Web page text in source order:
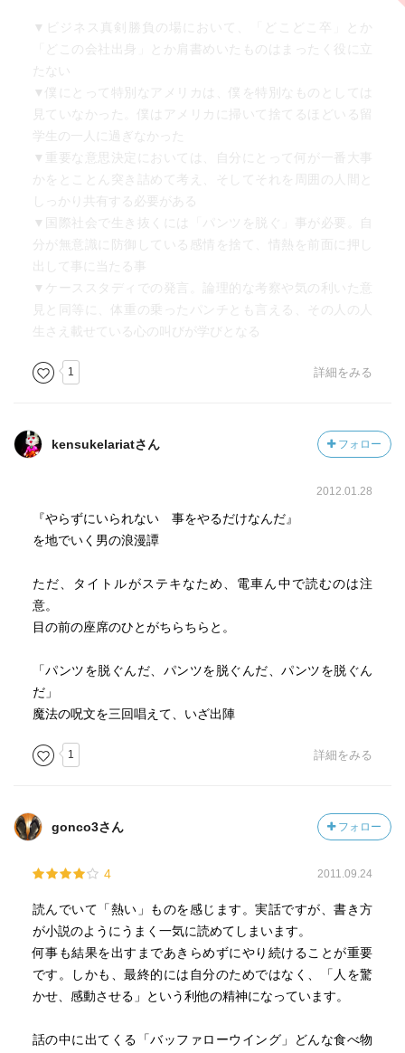
▼ビジネス真剣勝負の場において、「どこどこ卒」とか
「どこの会社出身」とか肩書めいたものはまったく役に立
たない
▼僕にとって特別なアメリカは、僕を特別なものとしては
見ていなかった。僕はアメリカに掃いて捨てるほどいる留
学生の一人に過ぎなかった
▼重要な意思決定においては、自分にとって何が一番大事
かをとことん突き詰めて考え、そしてそれを周囲の人間と
しっかり共有する必要がある
▼国際社会で生き抜くには「パンツを脱ぐ」事が必要。自
分が無意識に防御している感情を捨て、情熱を前面に押し
出して事に当たる事
▼ケーススタディでの発言。論理的な考察や気の利いた意
見と同等に、体重の乗ったパンチとも言える、その人の人
生さえ載せている心の叫びが学びとなる
1 詳細をみる
kensukelariatさん フォロー
2012.01.28
『やらずにいられない 事をやるだけなんだ』
を地でいく男の浪漫譚
ただ、タイトルがステキなため、電車ん中で読むのは注
意。
目の前の座席のひとがちらちらと。
「パンツを脱ぐんだ、パンツを脱ぐんだ、パンツを脱ぐん
だ」
魔法の呪文を三回唱えて、いざ出陣
1 詳細をみる
gonco3さん フォロー
4 2011.09.24
読んでいて「熱い」ものを感じます。実話ですが、書き方
が小説のようにうまく一気に読めてしまいます。
何事も結果を出すまであきらめずにやり続けることが重要
です。しかも、最終的には自分のためではなく、「人を驚
かせ、感動させる」という利他の精神になっています。
話の中に出てくる「バッファローウイング」どんな食べ物